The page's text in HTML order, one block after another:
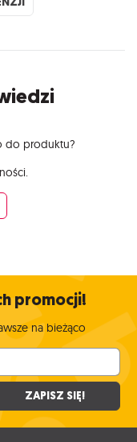
do produktu?
promocji!
na bieżąco
ZAPISZ SIĘ!